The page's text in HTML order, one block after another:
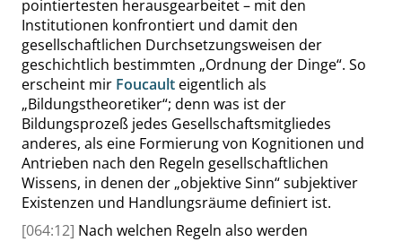
pointiertesten herausgearbeitet – mit den
Institutionen konfrontiert und damit den
gesellschaftlichen Durchsetzungsweisen der
geschichtlich bestimmten „Ordnung der Dinge“. So
erscheint mir Foucault eigentlich als
„Bildungstheoretiker“; denn was ist der
Bildungsprozeß jedes Gesellschaftsmitgliedes
anderes, als eine Formierung von Kognitionen und
Antrieben nach den Regeln gesellschaftlichen
Wissens, in denen der „objektive Sinn“subjektiver
Existenzen und Handlungsräume definiert ist.
[064:12] Nach welchen Regeln also werden